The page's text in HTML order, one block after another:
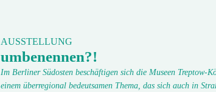
AUSSTELLUNG
umbenennen?!
Im Berliner Südosten beschäftigen sich die Museen Treptow-
einem überregional bedeutsamen Thema, das sich auch in